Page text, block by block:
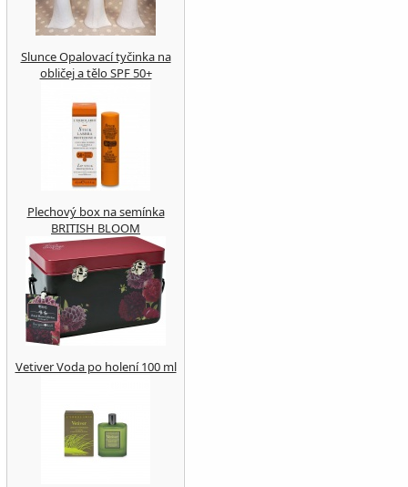
Slunce Opalovací tyčinka na
obličej a tělo SPF 50+
Plechový box na semínka
BRITISH BLOOM
Vetiver Voda po holení 100 ml